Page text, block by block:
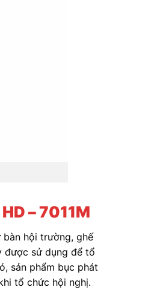
– 7011M
hội trường, ghế
được sử dụng để tổ
sản phẩm bục phát
tổ chức hội nghị.